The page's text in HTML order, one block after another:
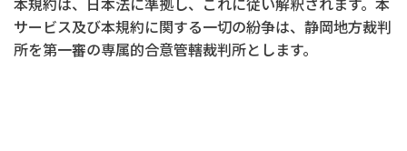
サービス及び本規約に関する一切の紛争は、静岡地方裁判
所を第一審の専属的合意管轄裁判所とします。